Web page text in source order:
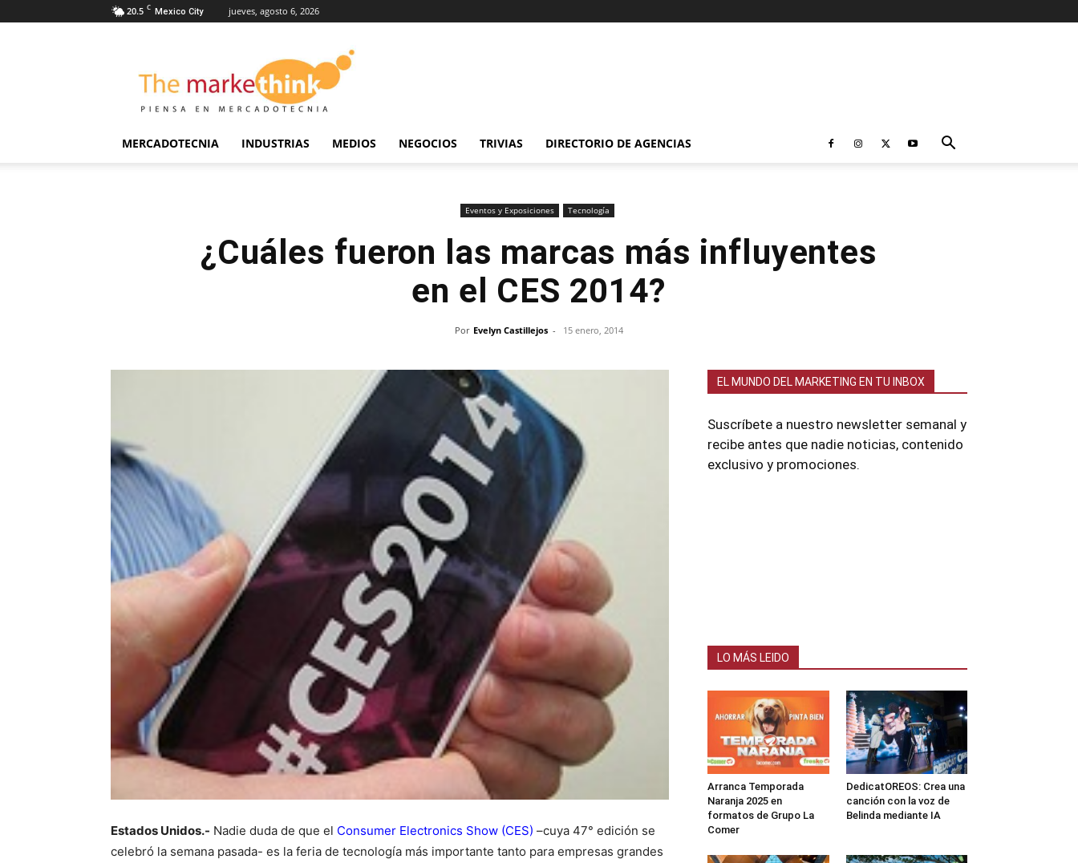
20.5 C Mexico City jueves, agosto 6, 2026
Markethink
MERCADOTECNIA INDUSTRIAS MEDIOS NEGOCIOS TRIVIAS DIRECTORIO DE AGENCIAS
Eventos y Exposiciones Tecnología
¿Cuáles fueron las marcas más influyentes
en el CES 2014?
Por Evelyn Castillejos - 15 enero, 2014
Estados Unidos.- Nadie duda de que el Consumer Electronics Show (CES) –cuya 47° edición se
celebró la semana pasada- es la feria de tecnología más importante tanto para empresas grandes
EL MUNDO DEL MARKETING EN TU INBOX
Suscríbete a nuestro newsletter semanal y
recibe antes que nadie noticias, contenido
exclusivo y promociones.
LO MÁS LEIDO
Arranca Temporada
Naranja 2025 en
formatos de Grupo La
Comer
DedicatOREOS: Crea una
canción con la voz de
Belinda mediante IA